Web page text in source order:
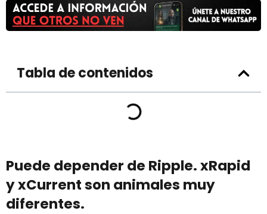
Tabla de contenidos
Puede depender de Ripple. xRapid
y xCurrent son animales muy
diferentes.